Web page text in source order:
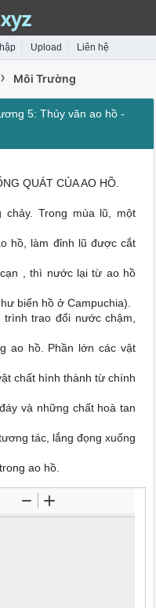
Upload Liên hệ
› Môi Trường
5: Thủy văn ao hồ -
QUÁT CỦA AO HỒ.
Trong mùa lũ, một
hồ, làm đỉnh lũ được cắt
, thì nước lại từ ao hồ
biển hồ ở Campuchia).
trao đổi nước chậm,
ao hồ. Phần lớn các vật
chất hình thành từ chính
và những chất hoà tan
tác, lắng đọng xuống
ao hồ.